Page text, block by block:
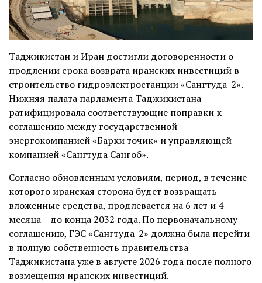
Таджикистан и Иран достигли договоренности о
продлении срока возврата иранских инвестиций в
строительство гидроэлектростанции «Сангтуда-2».
Нижняя палата парламента Таджикистана
ратифицировала соответствующие поправки к
соглашению между государственной
энергокомпанией «Барки точик» и управляющей
компанией «Сангтуда Сангоб».
Согласно обновленным условиям, период, в течение
которого иранская сторона будет возвращать
вложенные средства, продлевается на 6 лет и 4
месяца – до конца 2032 года. По первоначальному
соглашению, ГЭС «Сангтуда-2» должна была перейти
в полную собственность правительства
Таджикистана уже в августе 2026 года после полного
возмещения иранских инвестиций.